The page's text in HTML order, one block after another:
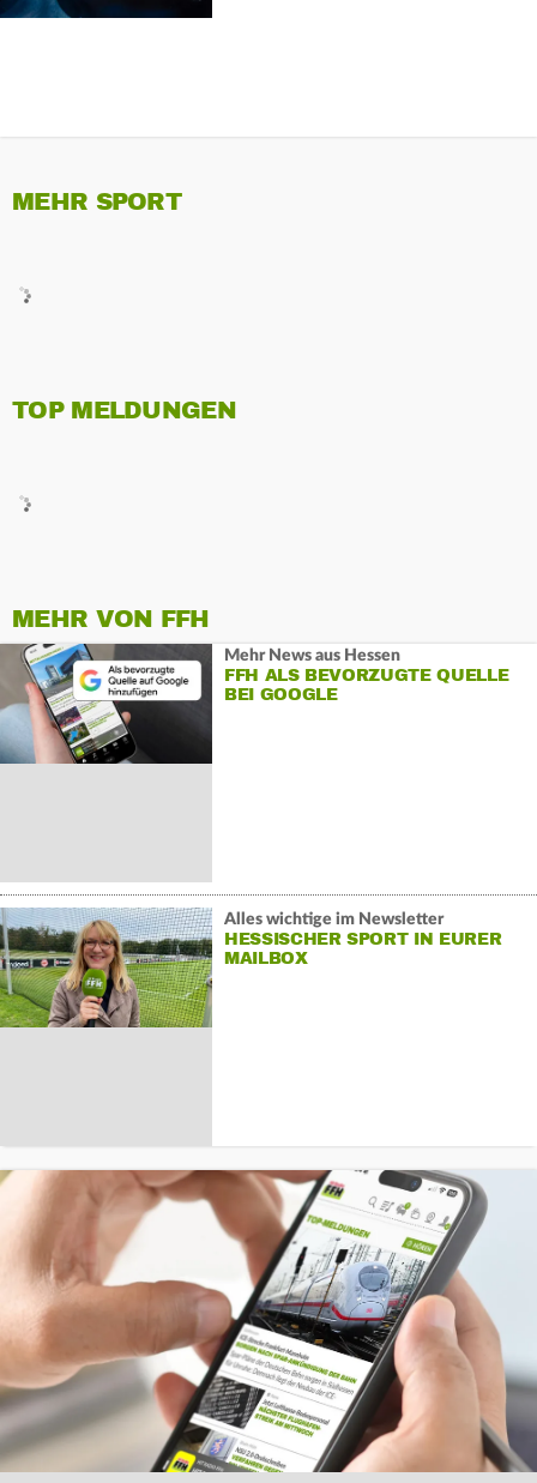
MEHR SPORT
TOP MELDUNGEN
MEHR VON FFH
Mehr News aus Hessen
FFH ALS BEVORZUGTE QUELLE
BEI GOOGLE
Alles wichtige im Newsletter
HESSISCHER SPORT IN EURER
MAILBOX